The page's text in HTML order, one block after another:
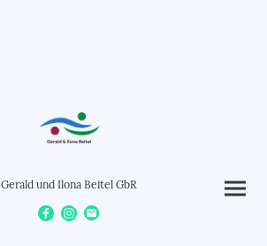
Gerald und Ilona Beitel GbR